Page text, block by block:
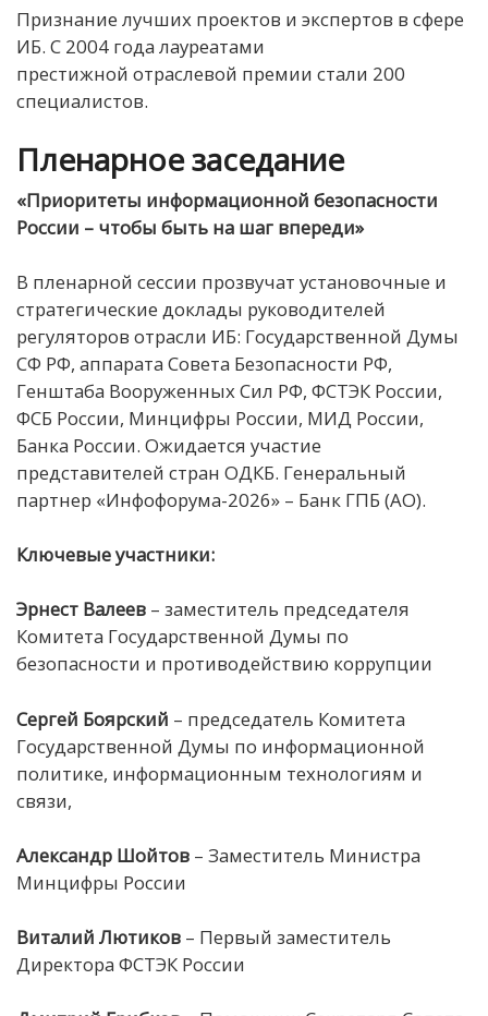
Признание лучших проектов и экспертов в сфере
ИБ. С 2004 года лауреатами
престижной отраслевой премии стали 200
специалистов.
Пленарное заседание
«Приоритеты информационной безопасности
России – чтобы быть на шаг впереди»
В пленарной сессии прозвучат установочные и
стратегические доклады руководителей
регуляторов отрасли ИБ: Государственной Думы
СФ РФ, аппарата Совета Безопасности РФ,
Генштаба Вооруженных Сил РФ, ФСТЭК России,
ФСБ России, Минцифры России, МИД России,
Банка России. Ожидается участие
представителей стран ОДКБ. Генеральный
партнер «Инфофорума-2026» – Банк ГПБ (АО).
Ключевые участники:
Эрнест Валеев – заместитель председателя
Комитета Государственной Думы по
безопасности и противодействию коррупции
Сергей Боярский – председатель Комитета
Государственной Думы по информационной
политике, информационным технологиям и
связи,
Александр Шойтов – Заместитель Министра
Минцифры России
Виталий Лютиков – Первый заместитель
Директора ФСТЭК России